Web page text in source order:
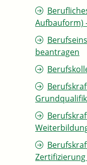
Aufbauform)
beantragen